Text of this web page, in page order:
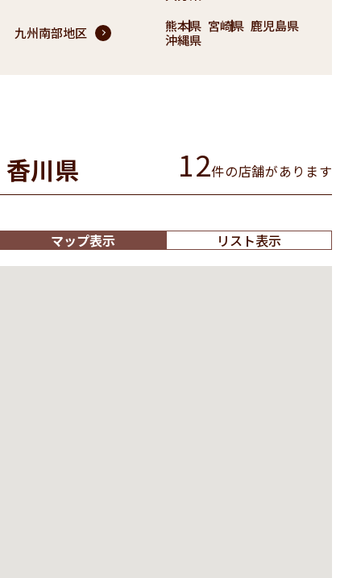
九州南部地区 熊本県 宮崎県 鹿児島県
沖縄県
香川県 12件の店舗があります
マップ表示 リスト表示